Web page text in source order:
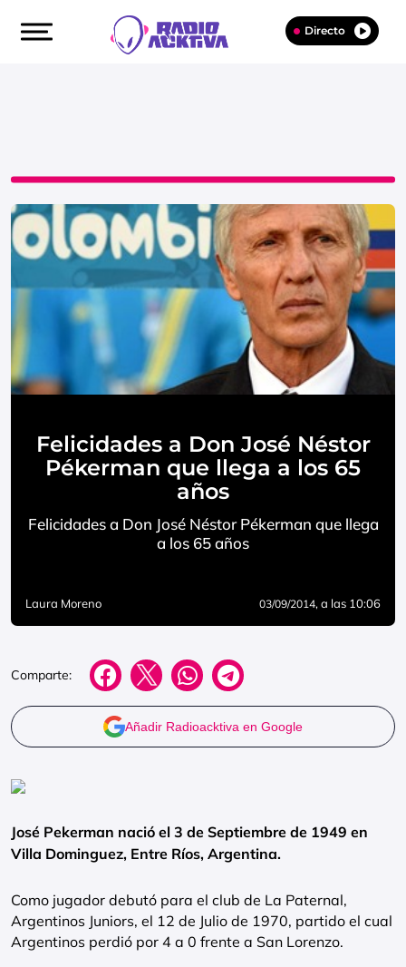
Directo
Felicidades a Don José Néstor
Pékerman que llega a los 65
años
Felicidades a Don José Néstor Pékerman que llega
a los 65 años
Laura Moreno 03/09/2014, a las 10:06
Comparte:
Añadir Radioacktiva en Google
José Pekerman nació el 3 de Septiembre de 1949 en
Villa Dominguez, Entre Ríos, Argentina.
Como jugador debutó para el club de La Paternal,
Argentinos Juniors, el 12 de Julio de 1970, partido el cual
Argentinos perdió por 4 a 0 frente a San Lorenzo.